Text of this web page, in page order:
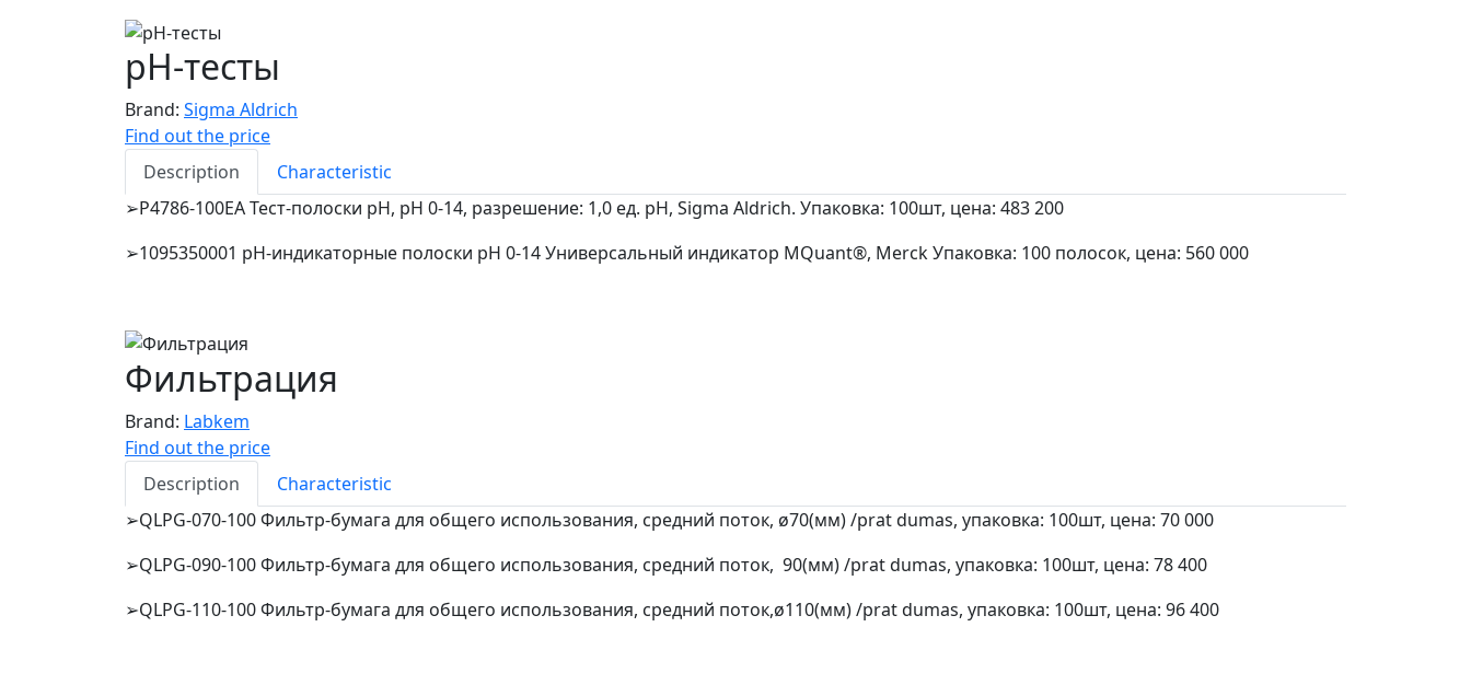
pH-тесты
Brand: Sigma Aldrich
Find out the price
Description
Characteristic
➢P4786-100EA Тест-полоски pH, pH 0-14, разрешение: 1,0 ед. pH, Sigma Aldrich. Упаковка: 100шт, цена: 483 200
➢1095350001 pH-индикаторные полоски pH 0-14 Универсальный индикатор MQuant®, Merck Упаковка: 100 полосок, цена: 560 000
Фильтрация
Brand: Labkem
Find out the price
Description
Characteristic
➢QLPG-070-100 Фильтр-бумага для общего использования, средний поток, ø70(мм) /prat dumas, упаковка: 100шт, цена: 70 000
➢QLPG-090-100 Фильтр-бумага для общего использования, средний поток, 90(мм) /prat dumas, упаковка: 100шт, цена: 78 400
➢QLPG-110-100 Фильтр-бумага для общего использования, средний поток,ø110(мм) /prat dumas, упаковка: 100шт, цена: 96 400